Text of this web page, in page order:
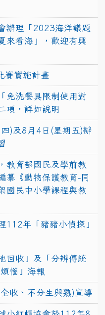
辦理「2023海洋議題
看海」，歡迎有興
賽實施計畫
免洗餐具限制使用對
項，詳如說明
)及8月4日(星期五)辦
教育部國民及學前教
纂《動物保護教育-同
國民中小學課程與教
112年「豬豬小偵探」
回收」及「分辨傳統
惱」海報
收、不分生與熟)宣導